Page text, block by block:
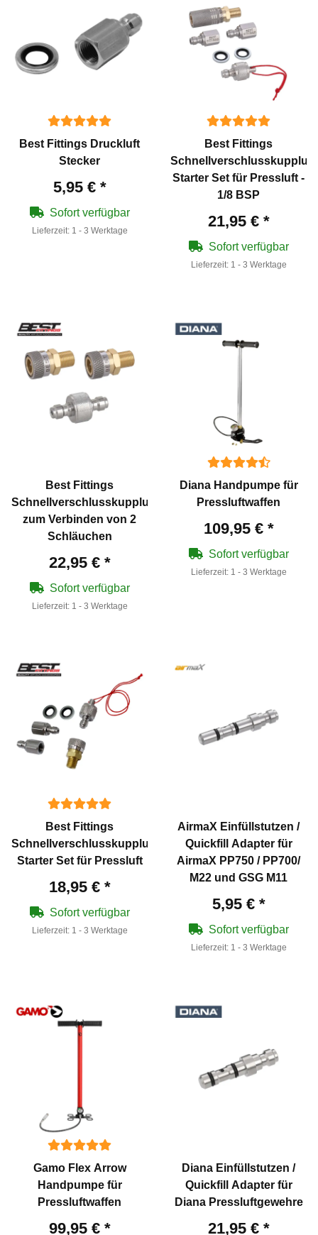
Best Fittings Druckluft
Stecker
5,95 € *
Sofort verfügbar
Lieferzeit: 1 - 3 Werktage
Best Fittings
Starter Set für Pressluft -
1/8 BSP
21,95 € *
Sofort verfügbar
Lieferzeit: 1 - 3 Werktage
Best Fittings
Schnellverschlusskupplung
zum Verbinden von 2
Schläuchen
22,95 € *
Sofort verfügbar
Lieferzeit: 1 - 3 Werktage
Diana Handpumpe für
Pressluftwaffen
109,95 € *
Sofort verfügbar
Lieferzeit: 1 - 3 Werktage
Best Fittings
Schnellverschlusskupplung
Starter Set für Pressluft
18,95 € *
Sofort verfügbar
Lieferzeit: 1 - 3 Werktage
AirmaX Einfüllstutzen /
Quickfill Adapter für
AirmaX PP750 / PP700/
M22 und GSG M11
5,95 € *
Sofort verfügbar
Lieferzeit: 1 - 3 Werktage
Gamo Flex Arrow
Handpumpe für
Pressluftwaffen
99,95 € *
Diana Einfüllstutzen /
Quickfill Adapter für
Diana Pressluftgewehre
21,95 € *